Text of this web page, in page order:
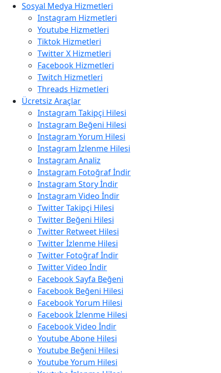
Sosyal Medya Hizmetleri
Instagram Hizmetleri
Youtube Hizmetleri
Tiktok Hizmetleri
Twitter X Hizmetleri
Facebook Hizmetleri
Twitch Hizmetleri
Threads Hizmetleri
Ücretsiz Araçlar
Instagram Takipçi Hilesi
Instagram Beğeni Hilesi
Instagram Yorum Hilesi
Instagram İzlenme Hilesi
Instagram Analiz
Instagram Fotoğraf İndir
Instagram Story İndir
Instagram Video İndir
Twitter Takipçi Hilesi
Twitter Beğeni Hilesi
Twitter Retweet Hilesi
Twitter İzlenme Hilesi
Twitter Fotoğraf İndir
Twitter Video İndir
Facebook Sayfa Beğeni
Facebook Beğeni Hilesi
Facebook Yorum Hilesi
Facebook İzlenme Hilesi
Facebook Video İndir
Youtube Abone Hilesi
Youtube Beğeni Hilesi
Youtube Yorum Hilesi